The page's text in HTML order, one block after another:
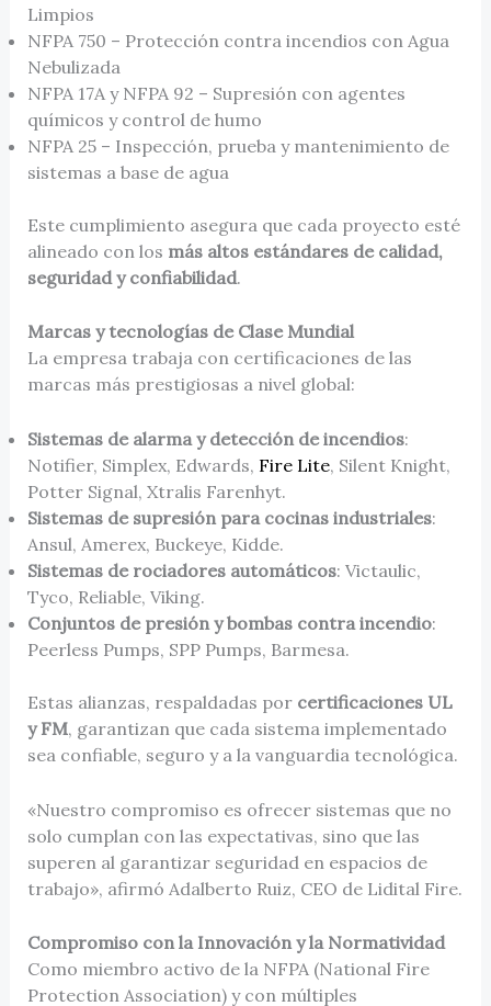
Limpios
NFPA 750 – Protección contra incendios con Agua
Nebulizada
NFPA 17A y NFPA 92 – Supresión con agentes
químicos y control de humo
NFPA 25 – Inspección, prueba y mantenimiento de
sistemas a base de agua
Este cumplimiento asegura que cada proyecto esté
alineado con los más altos estándares de calidad,
seguridad y confiabilidad.
Marcas y tecnologías de Clase Mundial
La empresa trabaja con certificaciones de las
marcas más prestigiosas a nivel global:
Sistemas de alarma y detección de incendios:
Notifier, Simplex, Edwards, Fire Lite, Silent Knight,
Potter Signal, Xtralis Farenhyt.
Sistemas de supresión para cocinas industriales:
Ansul, Amerex, Buckeye, Kidde.
Sistemas de rociadores automáticos: Victaulic,
Tyco, Reliable, Viking.
Conjuntos de presión y bombas contra incendio:
Peerless Pumps, SPP Pumps, Barmesa.
Estas alianzas, respaldadas por certificaciones UL
y FM, garantizan que cada sistema implementado
sea confiable, seguro y a la vanguardia tecnológica.
«Nuestro compromiso es ofrecer sistemas que no
solo cumplan con las expectativas, sino que las
superen al garantizar seguridad en espacios de
trabajo», afirmó Adalberto Ruiz, CEO de Lidital Fire.
Compromiso con la Innovación y la Normatividad
Como miembro activo de la NFPA (National Fire
Protection Association) y con múltiples